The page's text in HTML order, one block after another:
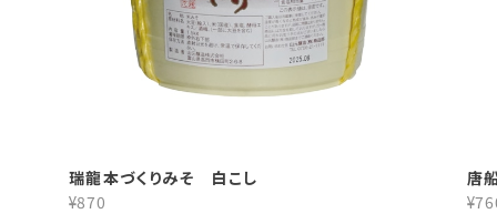
瑞龍本づくりみそ 白こし
¥870
唐